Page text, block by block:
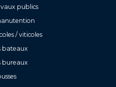
publics
/ viticoles
bateaux
bureaux